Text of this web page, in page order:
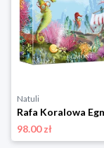
Natuli
98.00 zł